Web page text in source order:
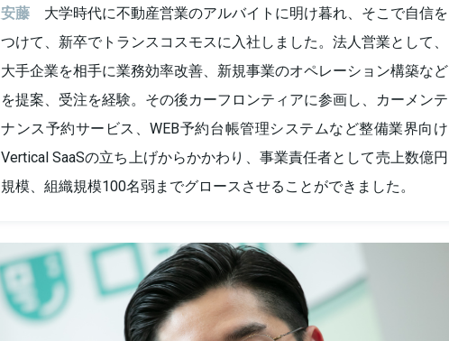
安藤
大学時代に不動産営業のアルバイトに明け暮れ、そこで自信を
つけて、新卒でトランスコスモスに入社しました。法人営業として、
大手企業を相手に業務効率改善、新規事業のオペレーション構築など
を提案、受注を経験。その後カーフロンティアに参画し、カーメンテ
ナンス予約サービス、WEB予約台帳管理システムなど整備業界向け
Vertical SaaSの立ち上げからかかわり、事業責任者として売上数億円
規模、組織規模100名弱までグロースさせることができました。